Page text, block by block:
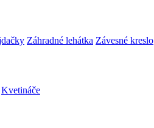
Záhradné lehátka Závesné kreslo
Kvetináče